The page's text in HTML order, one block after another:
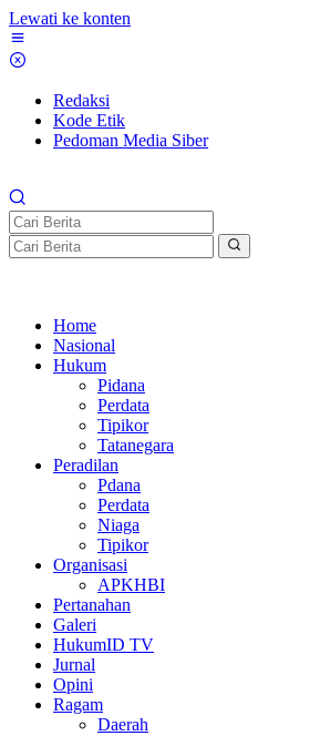
Lewati ke konten
Redaksi
Kode Etik
Pedoman Media Siber
Home
Nasional
Hukum
Pidana
Perdata
Tipikor
Tatanegara
Peradilan
Pdana
Perdata
Niaga
Tipikor
Organisasi
APKHBI
Pertanahan
Galeri
HukumID TV
Jurnal
Opini
Ragam
Daerah